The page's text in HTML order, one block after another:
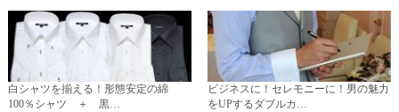
白シャツを揃える！形態安定の綿
100％シャツ ＋ 黒…
ビジネスに！セレモニーに！男の魅力
をUPするダブルカ…